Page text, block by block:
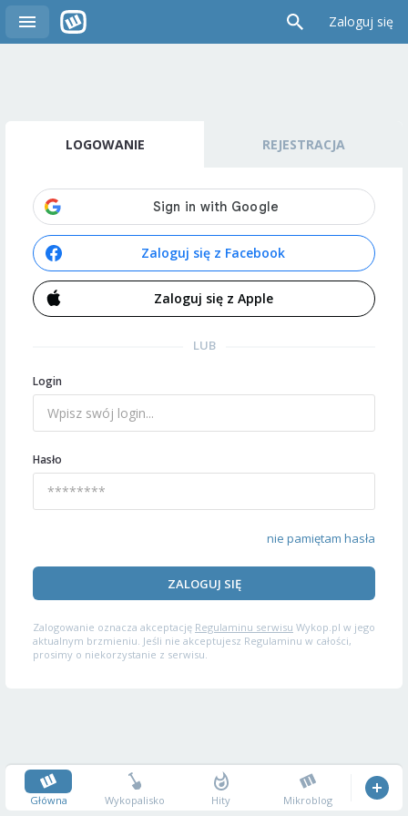
Zaloguj się
LOGOWANIE REJESTRACJA
Zaloguj się z Facebook
Zaloguj się z Apple
LUB
Login
Hasło
nie pamiętam hasła
ZALOGUJ SIĘ
Zalogowanie oznacza akceptację Regulaminu serwisu Wykop.pl w jego
aktualnym brzmieniu. Jeśli nie akceptujesz Regulaminu w całości,
prosimy o niekorzystanie z serwisu.
Główna Wykopalisko Hity Mikroblog